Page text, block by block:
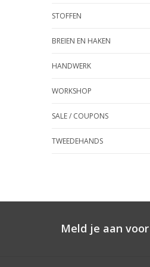
STOFFEN
BREIEN EN HAKEN
HANDWERK
WORKSHOP
SALE / COUPONS
TWEEDEHANDS
Meld je aan